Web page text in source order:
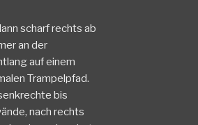
scharf rechts ab
an der
auf einem
Trampelpfad.
bis
nach rechts